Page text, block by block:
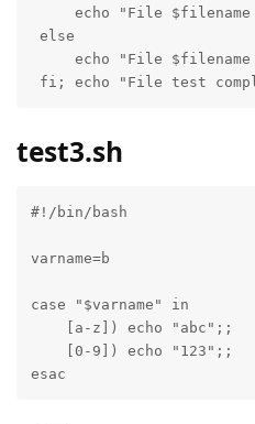
echo "File
else
echo "File
fi; echo "File test
test3.sh
#!/bin/bash
varname=b
case "$varname" in
    [a-z]) echo "abc";;
    [0-9]) echo "123";;
esac